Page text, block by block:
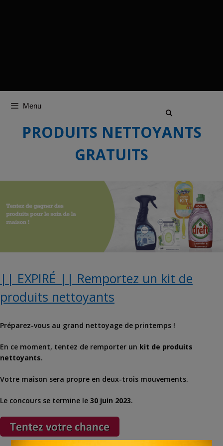
Menu
PRODUITS NETTOYANTS
GRATUITS
|| EXPIRÉ || Remportez un kit de
produits nettoyants
Préparez-vous au grand nettoyage de printemps !
En ce moment, tentez de remporter un kit de produits
nettoyants.
Votre maison sera propre en deux-trois mouvements.
Le concours se termine le 30 juin 2023.